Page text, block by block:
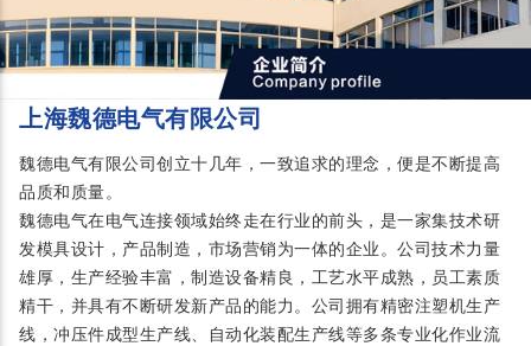
上海魏德电气有限公司
魏德电气有限公司创立十几年，一致追求的理念，便是不断提高
品质和质量。
魏德电气在电气连接领域始终走在行业的前头，是一家集技术研
发模具设计，产品制造，市场营销为一体的企业。公司技术力量
雄厚，生产经验丰富，制造设备精良，工艺水平成熟，员工素质
精干，并具有不断研发新产品的能力。公司拥有精密注塑机生产
线，冲压件成型生产线、自动化装配生产线等多条专业化作业流